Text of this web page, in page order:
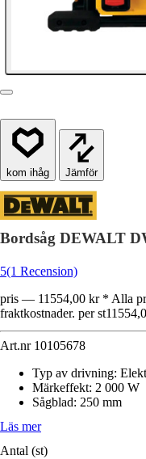
Jämför
Bordsåg DEWALT
5(1 Recension)
pris — 11554,00 kr * Alla
fraktkostnader. per st
Art.nr 10105678
Typ av drivning:
Märkeffekt: 2 000 W
Sågblad: 250 mm
Läs mer
Antal (st)